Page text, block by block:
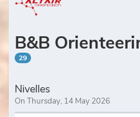
B&B
29
Nivelles
On Thursday, 14 May 2026